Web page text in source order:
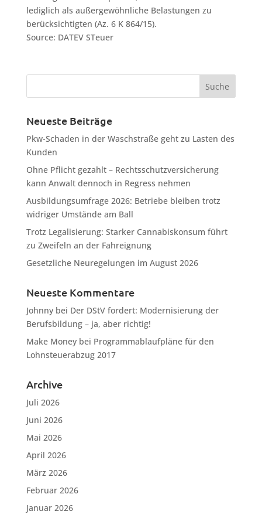
lediglich als außergewöhnliche Belastungen zu
berücksichtigten (Az. 6 K 864/15).
Source: DATEV STeuer
Neueste Beiträge
Pkw-Schaden in der Waschstraße geht zu Lasten des
Kunden
Ohne Pflicht gezahlt – Rechtsschutzversicherung
kann Anwalt dennoch in Regress nehmen
Ausbildungsumfrage 2026: Betriebe bleiben trotz
widriger Umstände am Ball
Trotz Legalisierung: Starker Cannabiskonsum führt
zu Zweifeln an der Fahreignung
Gesetzliche Neuregelungen im August 2026
Neueste Kommentare
Johnnybei Der DStV fordert: Modernisierung der
Berufsbildung – ja, aber richtig!
Make Moneybei Programmablaufpläne für den
Lohnsteuerabzug 2017
Archive
Juli 2026
Juni 2026
Mai 2026
April 2026
März 2026
Februar 2026
Januar 2026